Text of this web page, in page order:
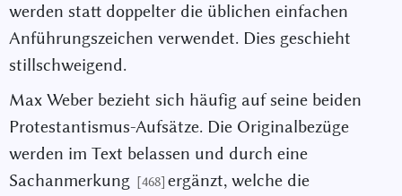
werden statt doppelter die üblichen einfachen
Anführungszeichen verwendet. Dies geschieht
stillschweigend.
Max Weber bezieht sich häufig auf seine beiden
Protestantismus-Aufsätze. Die Originalbezüge
werden im Text belassen und durch eine
Sachanmerkung
[468] ergänzt, welche die